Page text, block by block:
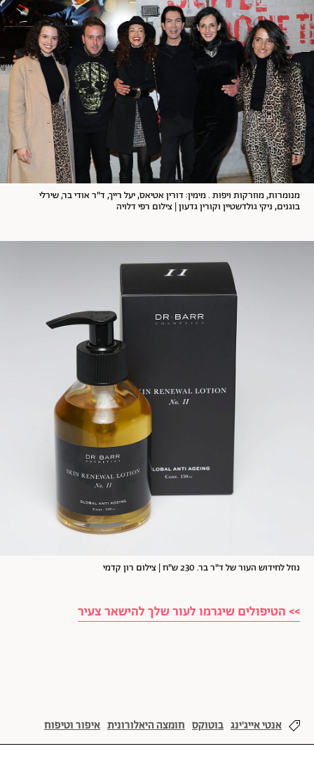
מנומרות, מוזרקות ויפות . מימין: דורין אטיאס, יעל רייך, ד"ר אודי בר, שירלי
בוגנים, ניקי גולדשטיין וקורין גדעון | צילום רפי דלויה
נוזל לחידוש העור של ד"ר בר. 230 ש"ח | צילום רון קדמי
>> הטיפולים שיגרמו לעור שלך להישאר צעיר
אנטי אייג'ינג בוטוקס חומצה היאלורונית איפור וטיפוח
אסתטיקה יופי